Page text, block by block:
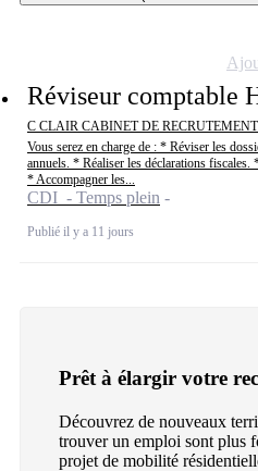
Réviseur comptable
C CLAIR CABINET DE
Vous serez en charge de : * Réviser les
annuels. * Réaliser les déclarations
* Accompagner les...
CDI - Temps plein
Publié il y a 11 jours
Prêt à élargir votre
Découvrez de nouveaux
trouver un emploi sont plus
projet de mobilité